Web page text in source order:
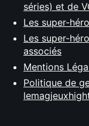
séries) et de
Les super-
Les super-
associés
Mentions
Politique de